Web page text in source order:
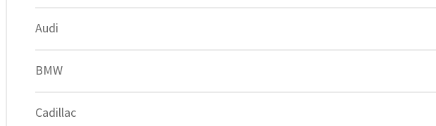
Audi
BMW
Cadillac